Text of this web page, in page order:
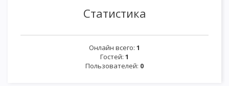
Статистика
Онлайн всего: 1
Гостей: 1
Пользователей: 0